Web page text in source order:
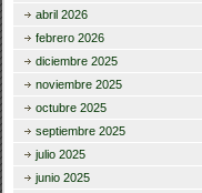
abril 2026
febrero 2026
diciembre 2025
noviembre 2025
octubre 2025
septiembre 2025
julio 2025
junio 2025